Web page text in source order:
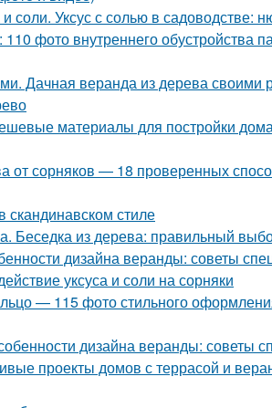
соли. Уксус с солью в садоводстве:
фото внутреннего обустройства
Дачная веранда из дерева своими
материалы для постройки
от сорняков — 18 проверенных
стиле
Беседка из дерева: правильный
дизайна веранды: советы
уксуса и соли на сорняки
— 115 фото стильного
дизайна веранды: советы
проекты домов с террасой и